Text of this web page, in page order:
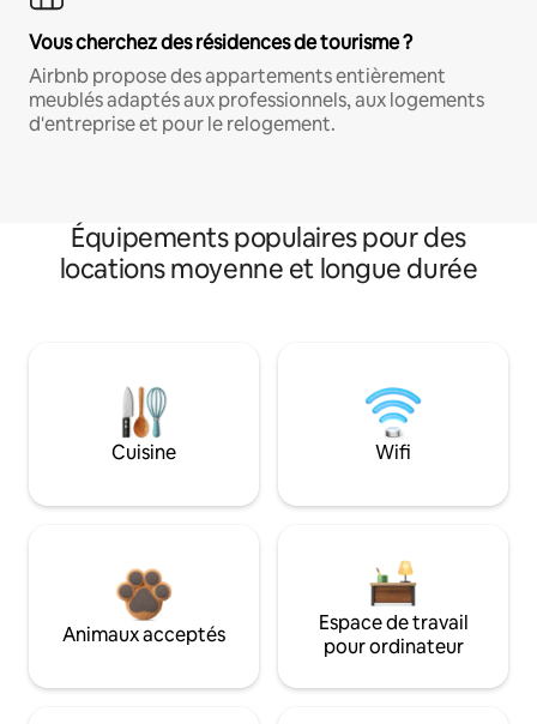
Vous cherchez des résidences de tourisme ?
Airbnb propose des appartements entièrement
meublés adaptés aux professionnels, aux logements
d'entreprise et pour le relogement.
Équipements populaires pour des
locations moyenne et longue durée
Cuisine Wifi
Animaux acceptés
Espace de travail
pour ordinateur